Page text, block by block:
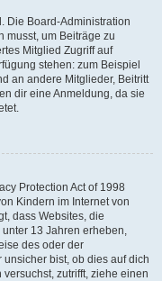
Die Board-Administration
musst, um Beiträge zu
Mitglied Zugriff auf
stehen: zum Beispiel
an andere Mitglieder, Beitritt
dir eine Anmeldung, da sie
Protection Act of 1998
Kindern im Internet von
dass Websites, die
13 Jahren erheben,
des oder der
bist, ob dies auf dich
zutrifft, ziehe einen